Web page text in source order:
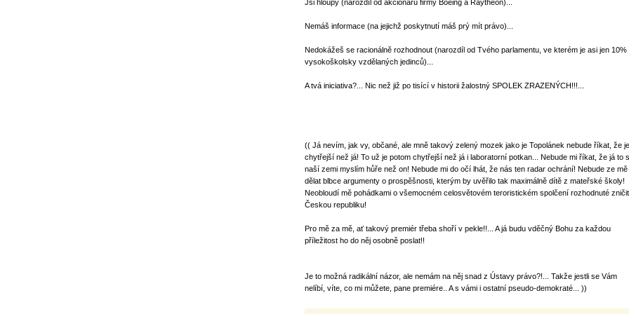
Jsi hloupý (narozdíl od akcionářů firmy Boeing a Raytheon)...
Nemáš informace (na jejichž poskytnutí máš prý mít právo)...
Nedokážeš se racionálně rozhodnout (narozdíl od Tvého parlamentu, ve kterém je asi jen 10%
vysokoškolsky vzdělaných jedinců)...
A tvá iniciativa?... Nic než již po tisící v historii žalostný SPOLEK ZRAZENÝCH!!!...
(( Já nevím, jak vy, občané, ale mně takový zelený mozek jako je Topolánek nebude říkat, že je
chytřejší než já! To už je potom chytřejší než já i laboratorní potkan... Nebude mi říkat, že já to s
naší zemi myslím hůře než on! Nebude mi do očí lhát, že nás ten radar ochrání! Nebude ze mě
dělat blbce argumenty o prospěšnosti, kterým by uvěřilo tak maximálně dítě z mateřské školy!
Neobloudí mě pohádkami o všemocném celosvětovém teroristickém spolčení rozhodnuté zničit
Českou republiku!
Pro mě za mě, ať takový premiér třeba shoří v pekle!!... A já budu vděčný Bohu za každou
příležitost ho do něj osobně poslat!!
Je to možná radikální názor, ale nemám na něj snad z Ústavy právo?!... Takže jestli se Vám
nelíbí, víte, co mi můžete, pane premiére.. A s vámi i ostatní pseudo-demokraté... ))